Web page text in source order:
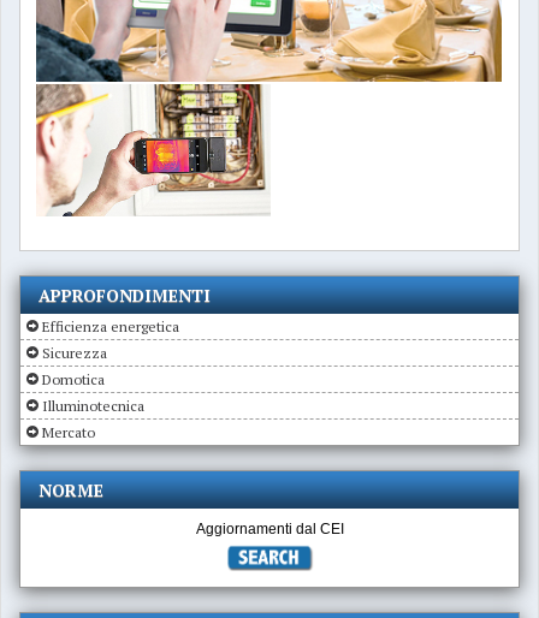
APPROFONDIMENTI
Efficienza energetica
Sicurezza
Domotica
Illuminotecnica
Mercato
NORME
Aggiornamenti dal CEI